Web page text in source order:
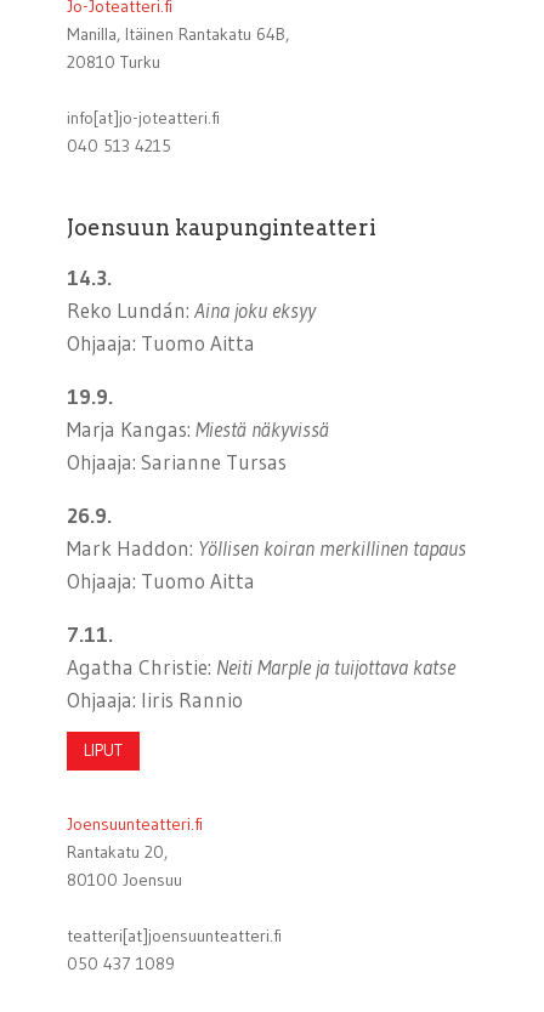
Jo-Joteatteri.fi
Manilla, Itäinen Rantakatu 64B,
20810 Turku
info[at]jo-joteatteri.fi
040 513 4215
Joensuun kaupunginteatteri
14.3.
Reko Lundán: Aina joku eksyy
Ohjaaja: Tuomo Aitta
19.9.
Marja Kangas: Miestä näkyvissä
Ohjaaja: Sarianne Tursas
26.9.
Mark Haddon: Yöllisen koiran merkillinen tapaus
Ohjaaja: Tuomo Aitta
7.11.
Agatha Christie: Neiti Marple ja tuijottava katse
Ohjaaja: Iiris Rannio
LIPUT
Joensuunteatteri.fi
Rantakatu 20,
80100 Joensuu
teatteri[at]joensuunteatteri.fi
050 437 1089